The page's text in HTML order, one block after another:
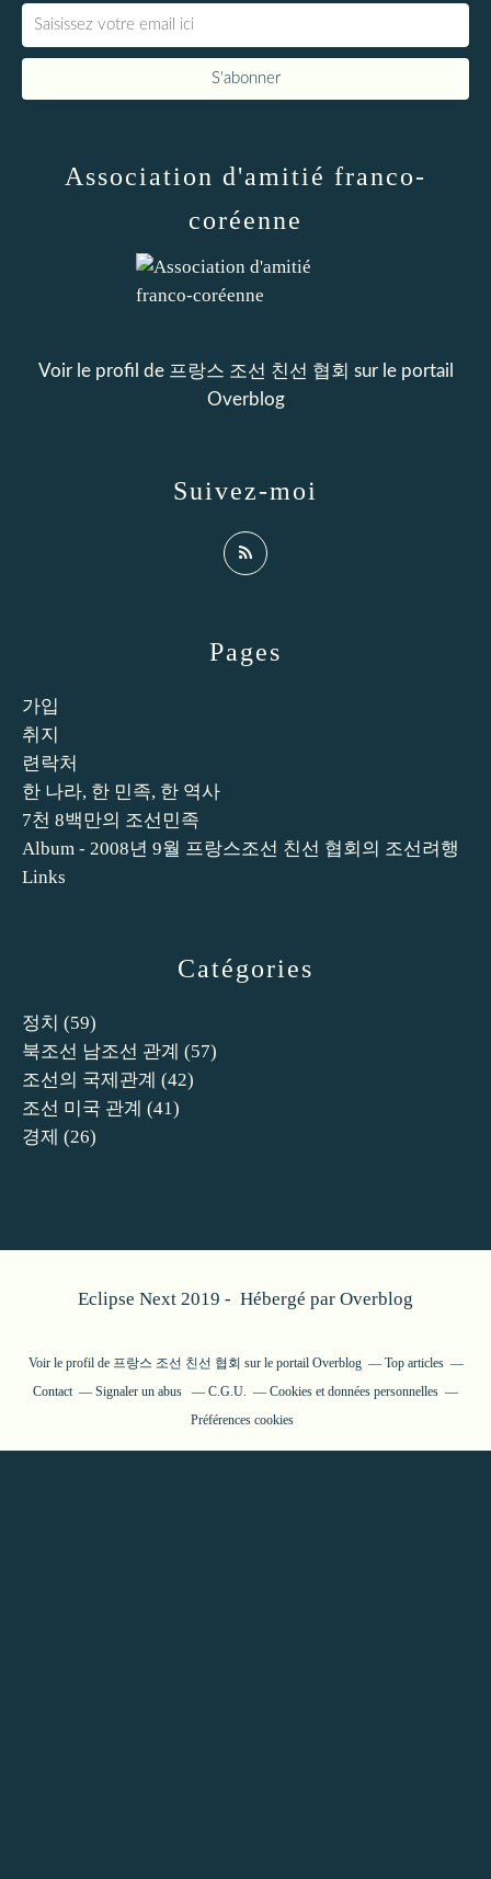
Catégories
정치 (59)
북조선 남조선 관계 (57)
조선의 국제관계 (42)
조선 미국 관계 (41)
경제 (26)
Pages
가입
취지
련락처
한 나라, 한 민족, 한 역사
7천 8백만의 조선민족
Album - 2008년 9월 프랑스조선 친선 협회의 조선려행
Links
Association d'amitié franco-
coréenne
Voir le profil de 프랑스 조선 친선 협회 sur le portail
Overblog
Suivez-moi
Eclipse Next 2019 - Hébergé par Overblog
Voir le profil de 프랑스 조선 친선 협회 sur le portail Overblog
Top articles
Contact
Signaler un abus C.G.U.
Cookies et données personnelles
Préférences cookies